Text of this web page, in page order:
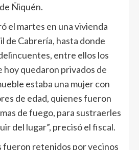
Ñiquén.
el martes en una vivienda
de Cabrería, hasta donde
entre ellos los
hoy quedaron privados de
estaba una mujer con
de edad, quienes fueron
de fuego, para sustraerles
del lugar”, precisó el fiscal.
fueron retenidos por vecinos